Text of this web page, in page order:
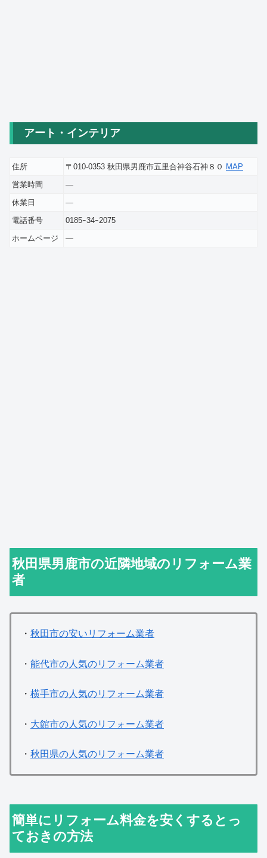
アート・インテリア
住所 〒010-0353 秋田県男鹿市五里合神谷石神８０ MAP
営業時間
―
休業日
―
電話番号
0185ｰ34ｰ2075
ホームページ
―
秋田県男鹿市の近隣地域のリフォーム業
者
・ 秋田市の安いリフォーム業者
・ 能代市の人気のリフォーム業者
・ 横手市の人気のリフォーム業者
・ 大館市の人気のリフォーム業者
・ 秋田県の人気のリフォーム業者
簡単にリフォーム料金を安くするとっ
ておきの方法